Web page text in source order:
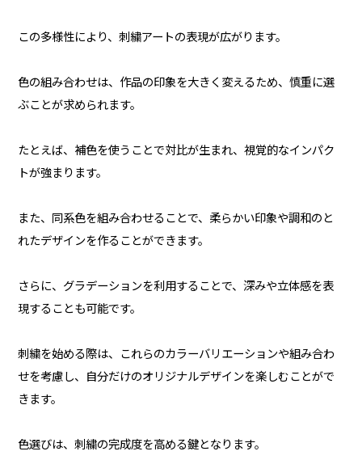
この多様性により、刺繍アートの表現が広がります。
色の組み合わせは、作品の印象を大きく変えるため、慎重に選
ぶことが求められます。
たとえば、補色を使うことで対比が生まれ、視覚的なインパク
トが強まります。
また、同系色を組み合わせることで、柔らかい印象や調和のと
れたデザインを作ることができます。
さらに、グラデーションを利用することで、深みや立体感を表
現することも可能です。
刺繍を始める際は、これらのカラーバリエーションや組み合わ
せを考慮し、自分だけのオリジナルデザインを楽しむことがで
きます。
色選びは、刺繍の完成度を高める鍵となります。